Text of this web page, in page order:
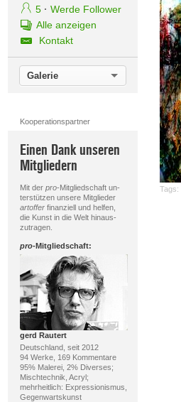
5 · Werde Follower
Alle anzeigen
Kontakt
Galerie
Kooperationspartner
Einen Dank unseren
Mitgliedern
Mit der pro-Mitgliedschaft un-
terstützen unsere Mitglieder
artofferfinanziell und helfen,
die Kunst in die Welt hinaus-
zutragen.
pro-Mitgliedschaft:
gerd Rautert
Deutschland, seit 2012
94 Werke, 169 Kommentare
95% Malerei, 2% Diverses;
Mischtechnik, Acryl;
mehrheitlich: Expressionismus,
Gegenwartskunst
Tags: